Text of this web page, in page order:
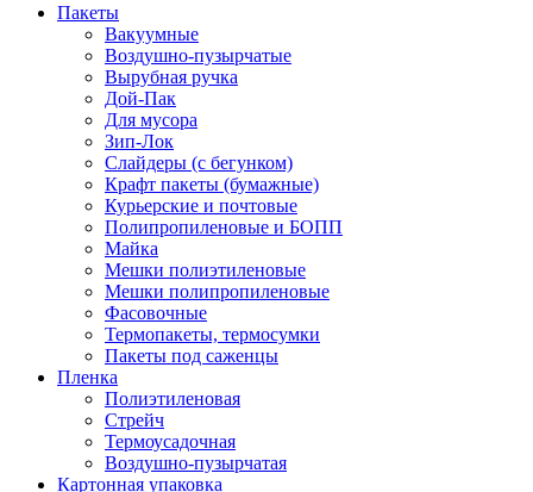
Пакеты
Вакуумные
Воздушно-пузырчатые
Вырубная ручка
Дой-Пак
Для мусора
Зип-Лок
Слайдеры (с бегунком)
Крафт пакеты (бумажные)
Курьерские и почтовые
Полипропиленовые и БОПП
Майка
Мешки полиэтиленовые
Мешки полипропиленовые
Фасовочные
Термопакеты, термосумки
Пакеты под саженцы
Пленка
Полиэтиленовая
Стрейч
Термоусадочная
Воздушно-пузырчатая
Картонная упаковка